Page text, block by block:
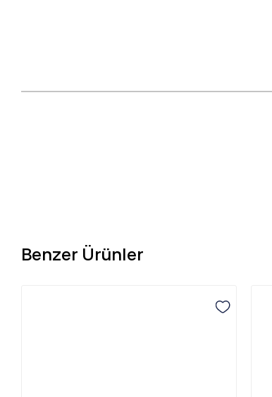
Benzer Ürünler